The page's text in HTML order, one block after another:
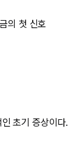
의 첫 신호
초기 증상이다.